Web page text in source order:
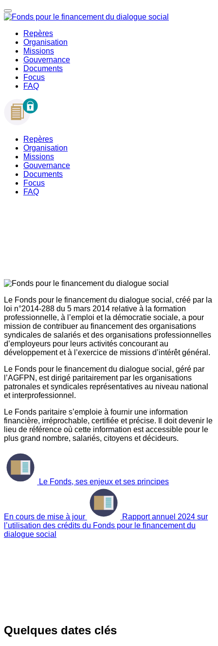
Repères
Organisation
Missions
Gouvernance
Documents
Focus
FAQ
Repères
Organisation
Missions
Gouvernance
Documents
Focus
FAQ
Le Fonds pour le financement du dialogue social, créé par la
loi n°2014-288 du 5 mars 2014 relative à la formation
professionnelle, à l’emploi et la démocratie sociale, a pour
mission de contribuer au financement des organisations
syndicales de salariés et des organisations professionnelles
d’employeurs pour leurs activités concourant au
développement et à l’exercice de missions d’intérêt général.
Le Fonds pour le financement du dialogue social, géré par
l’AGFPN, est dirigé paritairement par les organisations
patronales et syndicales représentatives au niveau national
et interprofessionnel.
Le Fonds paritaire s’emploie à fournir une information
financière, irréprochable, certifiée et précise. Il doit devenir le
lieu de référence où cette information est accessible pour le
plus grand nombre, salariés, citoyens et décideurs.
Le Fonds, ses enjeux et ses principes
En cours de mise à jour
Rapport annuel 2024 sur
l’utilisation des crédits du Fonds pour le financement du
dialogue social
Quelques dates clés